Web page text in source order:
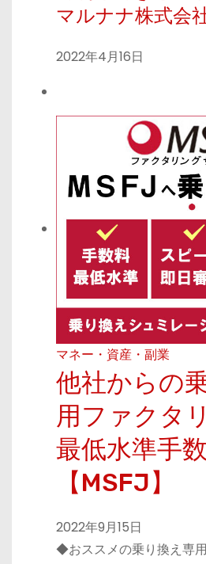
マルナナ株式会
2022年4月16日
マネー・資産・副業
他社からの
用ファクタ
最低水準手
【MSFJ】
2022年9月15日
◆おススメの乗り換え専